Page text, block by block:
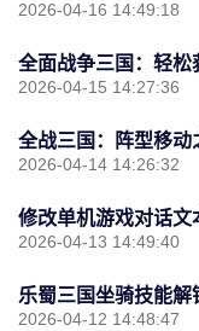
2026-04-16 14:49:18
全面战争三国：轻松
2026-04-15 14:27:36
全战三国：阵型移动
2026-04-14 14:26:32
修改单机游戏对话文
2026-04-13 14:49:40
乐蜀三国坐骑技能解
2026-04-12 14:48:47